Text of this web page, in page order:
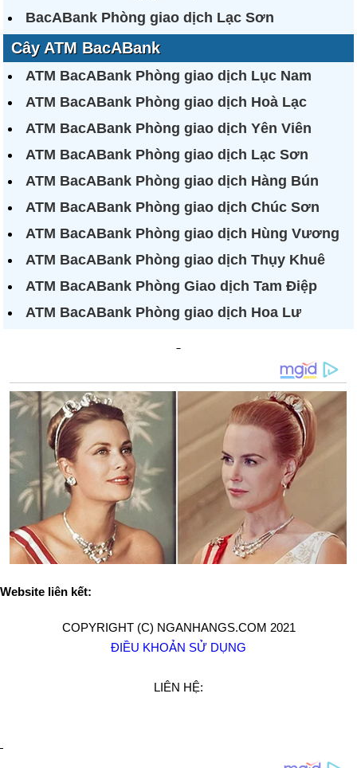
BacABank Phòng giao dịch Lạc Sơn
Cây ATM BacABank
ATM BacABank Phòng giao dịch Lục Nam
ATM BacABank Phòng giao dịch Hoà Lạc
ATM BacABank Phòng giao dịch Yên Viên
ATM BacABank Phòng giao dịch Lạc Sơn
ATM BacABank Phòng giao dịch Hàng Bún
ATM BacABank Phòng giao dịch Chúc Sơn
ATM BacABank Phòng giao dịch Hùng Vương
ATM BacABank Phòng giao dịch Thụy Khuê
ATM BacABank Phòng Giao dịch Tam Điệp
ATM BacABank Phòng giao dịch Hoa Lư
Website liên kết:
COPYRIGHT (C) NGANHANGS.COM 2021
ĐIỀU KHOẢN SỬ DỤNG
LIÊN HỆ: